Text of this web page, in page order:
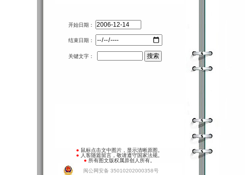
开始日期：
结束日期：
关键文字：
● 鼠标点击文中图片，显示清晰原图。
● 人客随篇留言，敬请遵守国家法规。
● 所有图文版权属原创人所有。
闽公网安备 35010202000358号